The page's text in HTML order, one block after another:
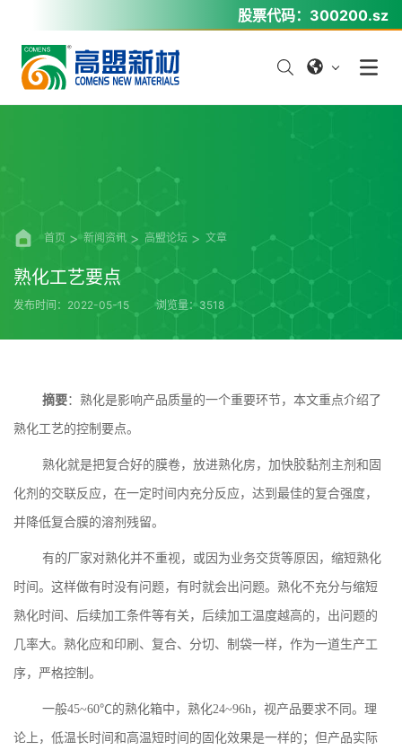
股票代码： 300200.sz
首页 新闻资讯 高盟论坛 文章
熟化工艺要点
发布时间：2022-05-15 浏览量：3518
摘要：熟化是影响产品质量的一个重要环节，本文重点介绍了
熟化工艺的控制要点。
熟化就是把复合好的膜卷，放进熟化房，加快胶黏剂主剂和固
化剂的交联反应，在一定时间内充分反应，达到最佳的复合强度，
并降低复合膜的溶剂残留。
有的厂家对熟化并不重视，或因为业务交货等原因，缩短熟化
时间。这样做有时没有问题，有时就会出问题。熟化不充分与缩短
熟化时间、后续加工条件等有关，后续加工温度越高的，出问题的
几率大。熟化应和印刷、复合、分切、制袋一样，作为一道生产工
序，严格控制。
一般45~60℃的熟化箱中，熟化24~96h，视产品要求不同。理
论上，低温长时间和高温短时间的固化效果是一样的；但产品实际